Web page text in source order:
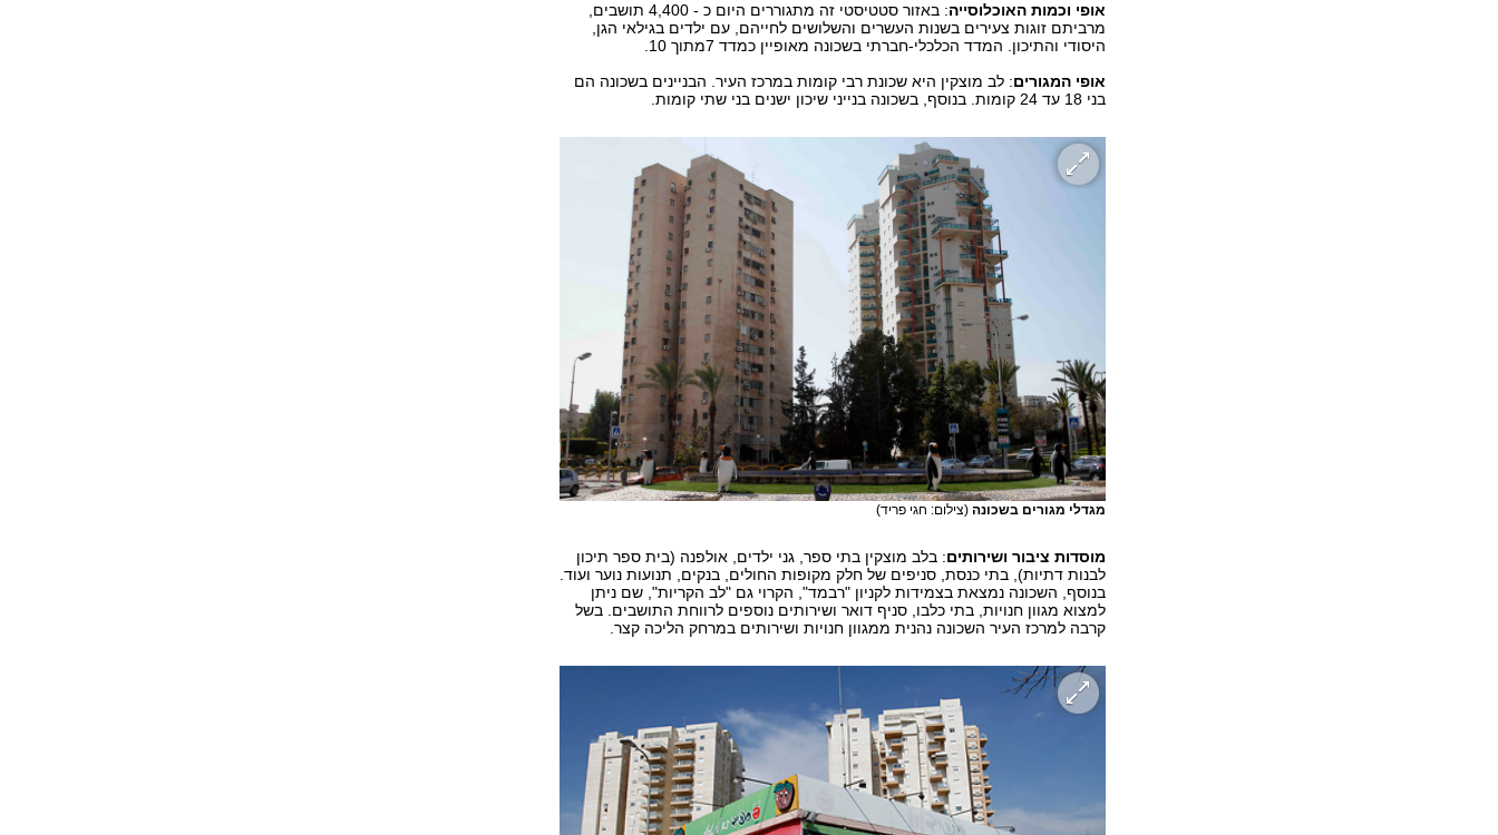
אופי וכמות האוכלוסייה
: באזור סטטיסטי זה מתגוררים היום כ - 4,400 תושבים,
מרביתם זוגות צעירים בשנות העשרים והשלושים לחייהם, עם ילדים בגילאי הגן,
היסודי והתיכון. המדד הכלכלי-חברתי בשכונה מאופיין כמדד 7מתוך 10.
אופי המגורים: לב מוצקין היא שכונת רבי קומות במרכז העיר. הבניינים בשכונה הם
בני 18 עד 24 קומות. בנוסף, בשכונה בנייני שיכון ישנים בני שתי קומות.
מגדלי מגורים בשכונה (צילום: חגי פריד)
מוסדות ציבור ושירותים: בלב מוצקין בתי ספר, גני ילדים, אולפנה (בית ספר תיכון
לבנות דתיות), בתי כנסת, סניפים של חלק מקופות החולים, בנקים, תנועות נוער ועוד.
בנוסף, השכונה נמצאת בצמידות לקניון "רבמד", הקרוי גם "לב הקריות", שם ניתן
למצוא מגוון חנויות, בתי כלבו, סניף דואר ושירותים נוספים לרווחת התושבים. בשל
קרבה למרכז העיר השכונה נהנית ממגוון חנויות ושירותים במרחק הליכה קצר.